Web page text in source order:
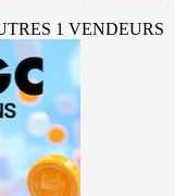
1 VENDEURS